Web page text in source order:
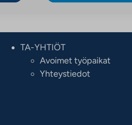
TA-YHTIÖT
Avoimet työpaikat
Yhteystiedot